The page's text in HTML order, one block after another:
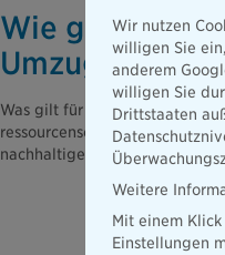
Wie gelingt
Umzug?
Was gilt für einen
ressourcenschonend in die
nachhaltigen Umzug wirklich
Wir nutzen
willigen Sie
anderem
willigen Sie
Drittstaaten
Weitere
Mit einem
Einstellungen